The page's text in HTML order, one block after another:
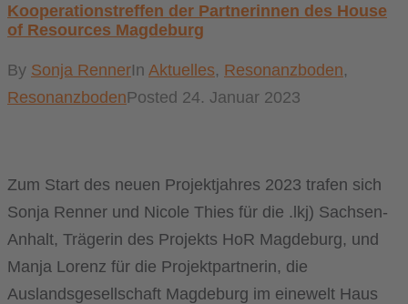
Kooperationstreffen der Partnerinnen des House
of Resources Magdeburg
By Sonja RennerIn Aktuelles, Resonanzboden,
ResonanzbodenPosted 24. Januar 2023
Zum Start des neuen Projektjahres 2023 trafen sich
Sonja Renner und Nicole Thies für die .lkj) Sachsen-
Anhalt, Trägerin des Projekts HoR Magdeburg, und
Manja Lorenz für die Projektpartnerin, die
Auslandsgesellschaft Magdeburg im einewelt Haus